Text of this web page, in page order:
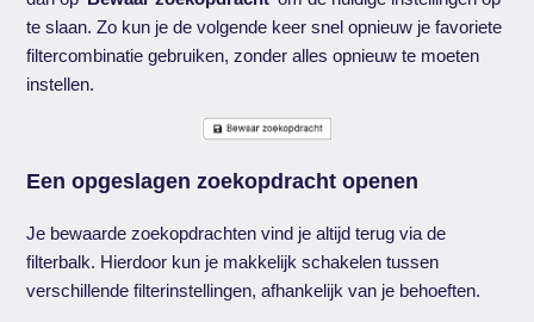
te slaan. Zo kun je de volgende keer snel opnieuw je favoriete
filtercombinatie gebruiken, zonder alles opnieuw te moeten
instellen.
Een opgeslagen zoekopdracht openen
Je bewaarde zoekopdrachten vind je altijd terug via de
filterbalk. Hierdoor kun je makkelijk schakelen tussen
verschillende filterinstellingen, afhankelijk van je behoeften.